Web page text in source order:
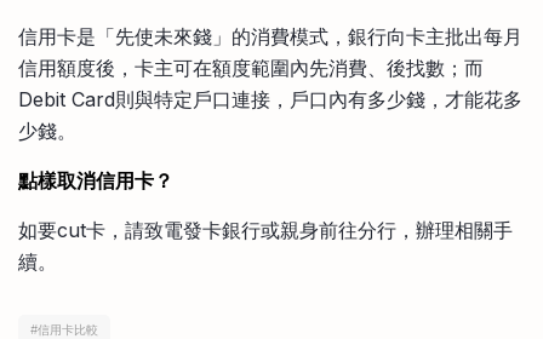
信用卡是「先使未來錢」的消費模式，銀行向卡主批出每月
信用額度後，卡主可在額度範圍內先消費、後找數；而
Debit Card則與特定戶口連接，戶口內有多少錢，才能花多
少錢。
點樣取消信用卡？
如要cut卡，請致電發卡銀行或親身前往分行，辦理相關手
續。
#信用卡比較